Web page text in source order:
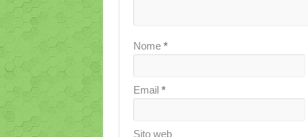
Nome *
Email *
Sito web